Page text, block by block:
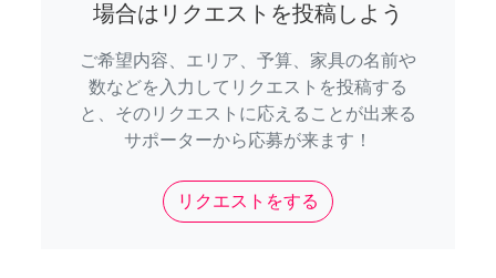
場合はリクエストを投稿しよう
ご希望内容、エリア、予算、家具の名前や
数などを入力してリクエストを投稿する
と、そのリクエストに応えることが出来る
サポーターから応募が来ます！
リクエストをする